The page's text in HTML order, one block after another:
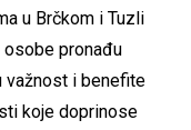
u Brčkom i Tuzli
pronađu
važnost i benefite
koje doprinose